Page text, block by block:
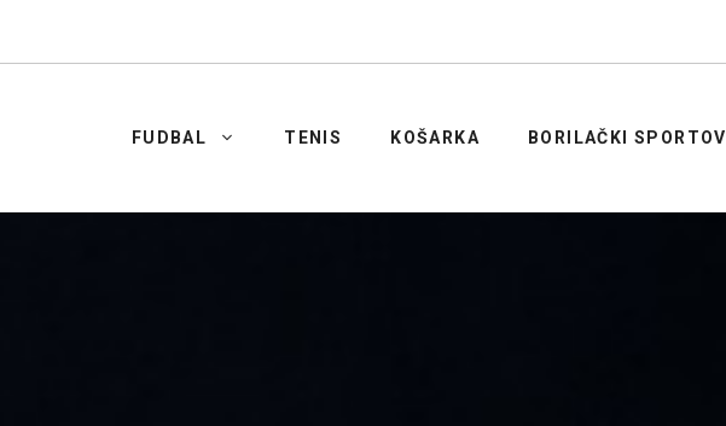
FUDBAL TENIS KOŠARKA BORILAČKI SPORTOVI